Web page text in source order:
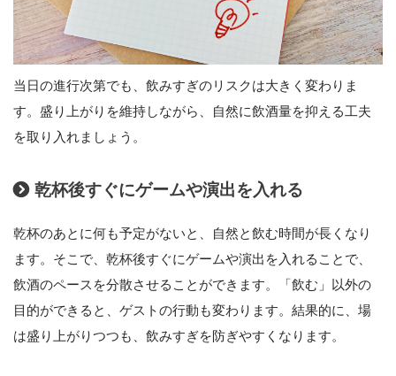
当日の進行次第でも、飲みすぎのリスクは大きく変わりま
す。盛り上がりを維持しながら、自然に飲酒量を抑える工夫
を取り入れましょう。
乾杯後すぐにゲームや演出を入れる
乾杯のあとに何も予定がないと、自然と飲む時間が長くなり
ます。そこで、乾杯後すぐにゲームや演出を入れることで、
飲酒のペースを分散させることができます。「飲む」以外の
目的ができると、ゲストの行動も変わります。結果的に、場
は盛り上がりつつも、飲みすぎを防ぎやすくなります。